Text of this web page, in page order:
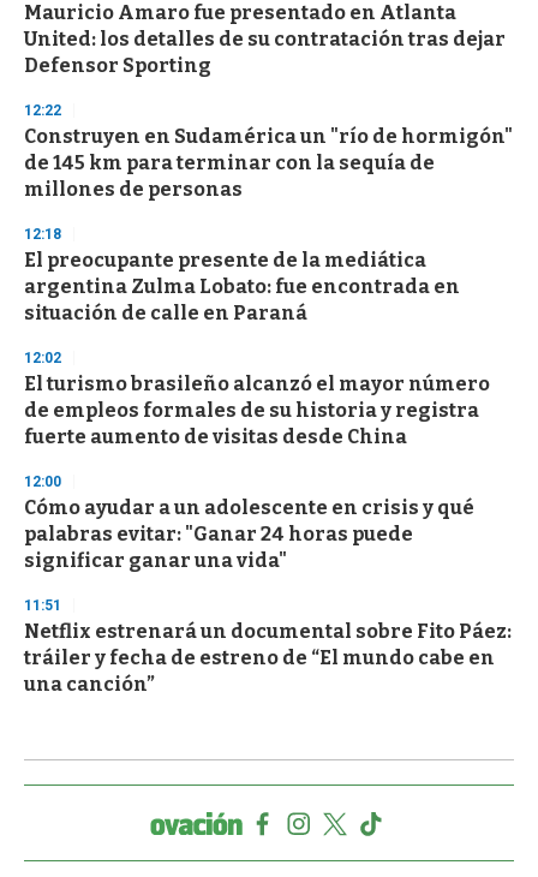
Mauricio Amaro fue presentado en Atlanta
United: los detalles de su contratación tras dejar
Defensor Sporting
12:22
Construyen en Sudamérica un "río de hormigón"
de 145 km para terminar con la sequía de
millones de personas
12:18
El preocupante presente de la mediática
argentina Zulma Lobato: fue encontrada en
situación de calle en Paraná
12:02
El turismo brasileño alcanzó el mayor número
de empleos formales de su historia y registra
fuerte aumento de visitas desde China
12:00
Cómo ayudar a un adolescente en crisis y qué
palabras evitar: "Ganar 24 horas puede
significar ganar una vida"
11:51
Netflix estrenará un documental sobre Fito Páez:
tráiler y fecha de estreno de “El mundo cabe en
una canción”